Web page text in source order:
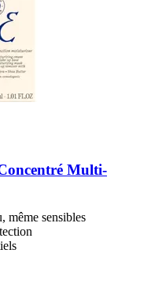
Multi-​
même sensibles